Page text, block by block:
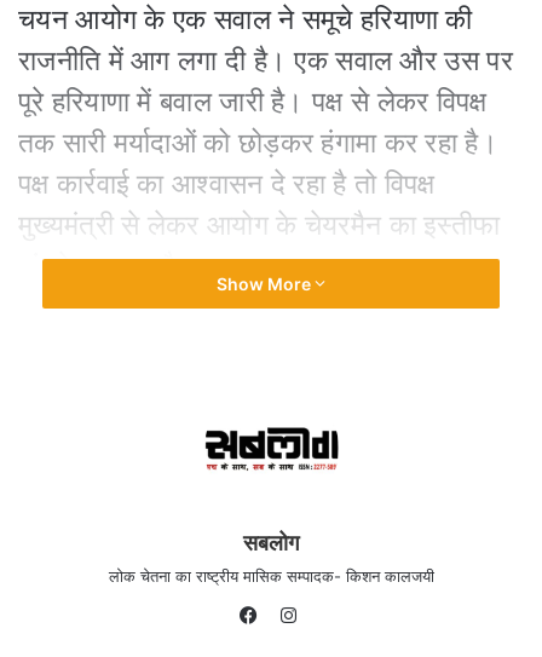
चयन आयोग के एक सवाल ने समूचे हरियाणा की
राजनीति में आग लगा दी है। एक सवाल और उस पर
पूरे हरियाणा में बवाल जारी है। पक्ष से लेकर विपक्ष
तक सारी मर्यादाओं को छोड़कर हंगामा कर रहा है।
पक्ष कार्रवाई का आश्वासन दे रहा है तो विपक्ष
मुख्यमंत्री से लेकर आयोग के चेयरमैन का इस्तीफा
मांगने पर अड़ा है।
ब्राह्मण समाज पर आयोग का विवादित सवाल
Show More
सबलोग
लोक चेतना का राष्ट्रीय मासिक सम्पादक- किशन कालजयी
Instagram